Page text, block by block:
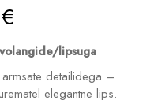
€
lipsuga
detailidega –
elegantne lips.